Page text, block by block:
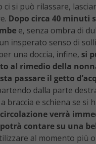
ci si può rilassare,
Dopo circa 40 minuti
e, senza ombra di
insperato senso di
una doccia, infine, si
al rimedio della
passare il getto
dalla parte
braccia e schiena se si
verrà
contare su una
al momento più